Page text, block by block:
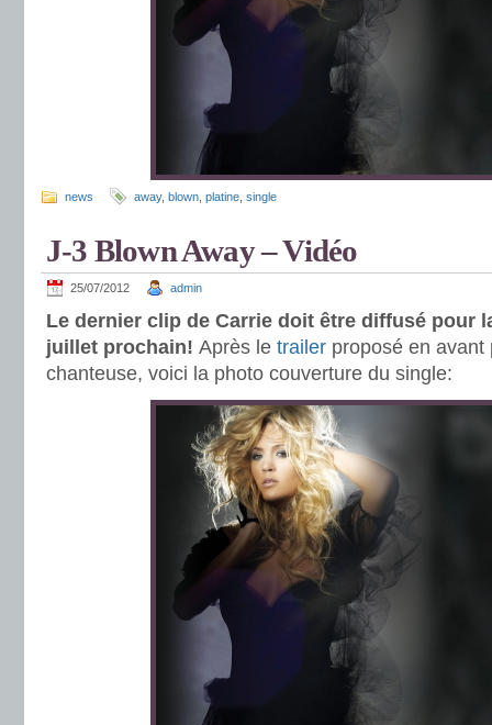
news away, blown platine single
J-3 Blown Away – Vidéo
25/07/2012 admin
Le dernier clip de Carrie doit être diffusé pour
juillet prochain! Après le trailer proposé en avant
chanteuse, voici la photo couverture du single: